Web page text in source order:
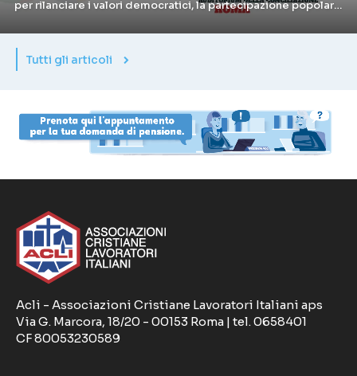
per rilanciare i valori democratici, la partecipazione popolare
Tutti gli articoli
Acli - Associazioni Cristiane Lavoratori Italiani aps
Via G. Marcora, 18/20 - 00153 Roma | tel. 0658401
CF 80053230589